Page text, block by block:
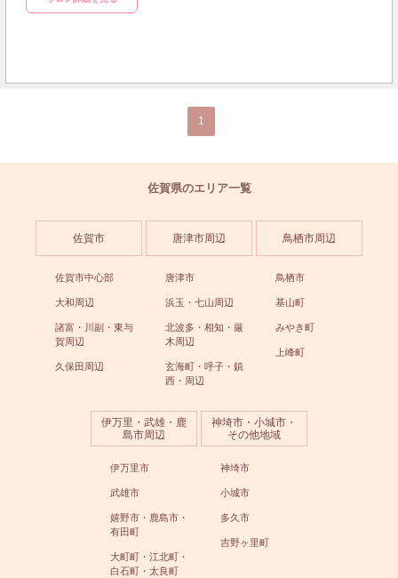
1
佐賀県のエリア一覧
佐賀市
佐賀市中心部
大和周辺
諸富・川副・東与
賀周辺
久保田周辺
唐津市周辺
唐津市
浜玉・七山周辺
北波多・相知・厳
木周辺
玄海町・呼子・鎮
西・周辺
鳥栖市周辺
鳥栖市
基山町
みやき町
上峰町
伊万里・武雄・鹿
島市周辺
伊万里市
武雄市
嬉野市・鹿島市・
有田町
大町町・江北町・
白石町・太良町
神埼市・小城市・
その他地域
神埼市
小城市
多久市
吉野ヶ里町